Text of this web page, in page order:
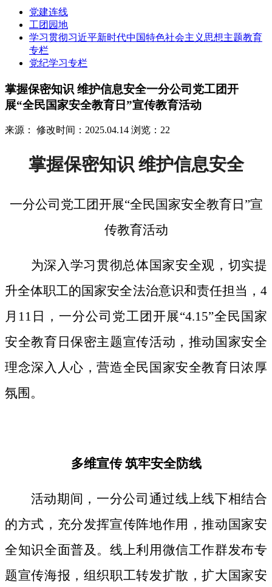
党建连线
工团园地
学习贯彻习近平新时代中国特色社会主义思想主题教育
专栏
党纪学习专栏
掌握保密知识 维护信息安全一分公司党工团开
展“全民国家安全教育日”宣传教育活动
来源： 修改时间：2025.04.14 浏览：22
掌握保密知识 维护信息安全
一分公司党工团开展“全民国家安全教育日”宣
传教育活动
为深入学习贯彻总体国家安全观，切实提
升全体职工的国家安全法治意识和责任担当， 4
月11日，一分公司党工团开展“4.15”全民国家
安全教育日保密主题宣传活动，推动国家安全
理念深入人心，营造全民国家安全教育日浓厚
氛围。
多维宣传筑牢安全防线
活动期间， 一分公司通过线上线下相结合
的方式， 充分发挥宣传阵地作用，推动国家安
全知识全面普及。线上利用微信工作群发布专
题宣传海报，组织职工转发扩散，扩大国家安